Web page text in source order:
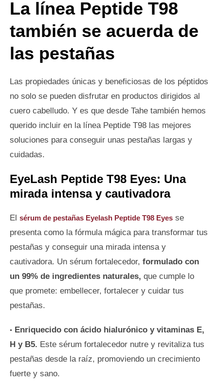
La línea Peptide T98
también se acuerda de
las pestañas
Las propiedades únicas y beneficiosas de los péptidos
no solo se pueden disfrutar en productos dirigidos al
cuero cabelludo. Y es que desde Tahe también hemos
querido incluir en la línea Peptide T98 las mejores
soluciones para conseguir unas pestañas largas y
cuidadas.
EyeLash Peptide T98 Eyes: Una
mirada intensa y cautivadora
El sérum de pestañas Eyelash Peptide T98 Eyes se
presenta como la fórmula mágica para transformar tus
pestañas y conseguir una mirada intensa y
cautivadora. Un sérum fortalecedor, formulado con
un 99% de ingredientes naturales, que cumple lo
que promete: embellecer, fortalecer y cuidar tus
pestañas.
Enriquecido con ácido hialurónico y vitaminas E,
H y B5. Este sérum fortalecedor nutre y revitaliza tus
pestañas desde la raíz, promoviendo un crecimiento
fuerte y sano.